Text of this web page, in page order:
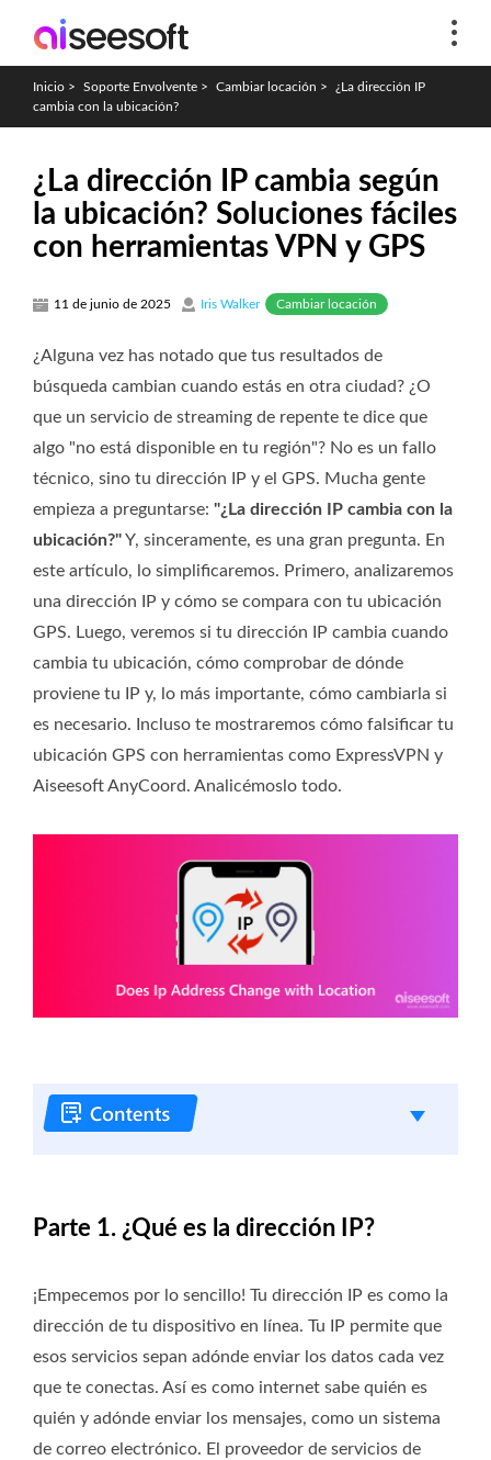
Inicio > Soporte Envolvente > Cambiar locación >
¿La dirección IP
cambia con la ubicación?
¿La dirección IP cambia según
la ubicación? Soluciones fáciles
con herramientas VPN y GPS
11 de junio de 2025 Iris Walker Cambiar locación
¿Alguna vez has notado que tus resultados de
búsqueda cambian cuando estás en otra ciudad? ¿O
que un servicio de streaming de repente te dice que
algo "no está disponible en tu región"? No es un fallo
técnico, sino tu dirección IP y el GPS. Mucha gente
empieza a preguntarse: "¿La dirección IP cambia con la
ubicación?"Y, sinceramente, es una gran pregunta. En
este artículo, lo simplificaremos. Primero, analizaremos
una dirección IP y cómo se compara con tu ubicación
GPS. Luego, veremos si tu dirección IP cambia cuando
cambia tu ubicación, cómo comprobar de dónde
proviene tu IP y, lo más importante, cómo cambiarla si
es necesario. Incluso te mostraremos cómo falsificar tu
ubicación GPS con herramientas como ExpressVPN y
Aiseesoft AnyCoord. Analicémoslo todo.
Parte 1. ¿Qué es la dirección IP?
¡Empecemos por lo sencillo! Tu dirección IP es como la
dirección de tu dispositivo en línea. Tu IP permite que
esos servicios sepan adónde enviar los datos cada vez
que te conectas. Así es como internet sabe quién es
quién y adónde enviar los mensajes, como un sistema
de correo electrónico. El proveedor de servicios de